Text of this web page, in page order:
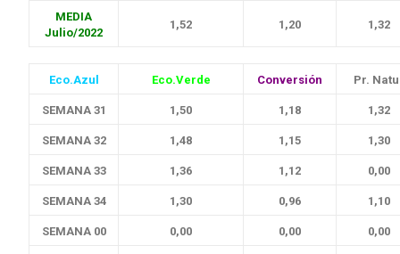
MEDIA
Julio/2022
1,52 1,20 1,32
Eco.Azul Eco.Verde Conversión Pr.
SEMANA 31 1,50 1,18 1,32
SEMANA 32 1,48 1,15 1,30
SEMANA 33 1,36 1,12 0,00
SEMANA 34 1,30 0,96 1,10
SEMANA 00 0,00 0,00 0,00